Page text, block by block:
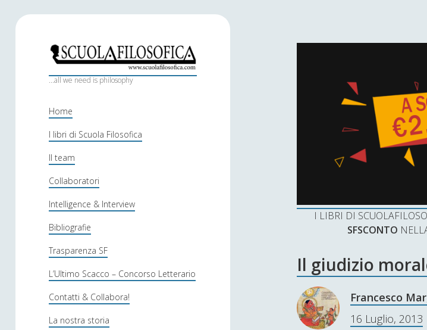
S
c
o
l
a
f
i
l
o
s
o
f
...all we need is philosophy
Home
I libri di Scuola Filosofica
Il team
Collaboratori
Intelligence & Interview
Bibliografie
Trasparenza SF
L’Ultimo Scacco – Concorso Letterario
Contatti & Collabora!
La nostra storia
I LIBRI DI
SFSCONTO
Il giudizio
Francesco
16 Luglio, 2013